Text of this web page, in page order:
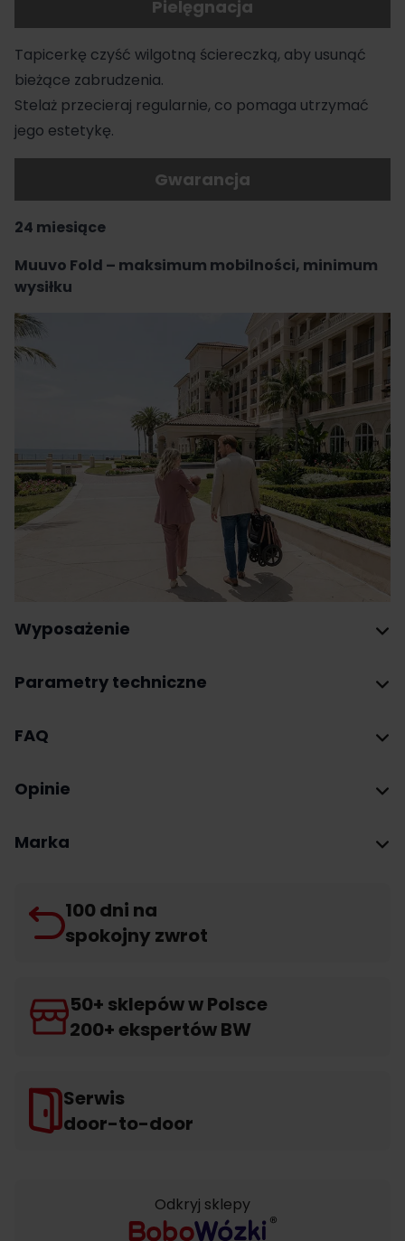
Pielęgnacja
Tapicerkę czyść wilgotną ściereczką, aby usunąć
bieżące zabrudzenia.
Stelaż przecieraj regularnie, co pomaga utrzymać
jego estetykę.
Gwarancja
24 miesiące
Muuvo Fold – maksimum mobilności, minimum
wysiłku
Wyposażenie
Parametry techniczne
FAQ
Opinie
Marka
100 dni na
spokojny zwrot
50+ sklepów w Polsce
200+ ekspertów BW
Serwis
door-to-door
Odkryj sklepy